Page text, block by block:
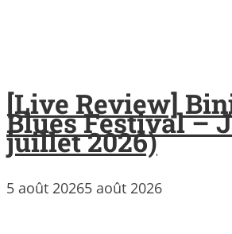
[Live Review]
Blues Festival –
juillet 2026)
5 août 20265 août 2026